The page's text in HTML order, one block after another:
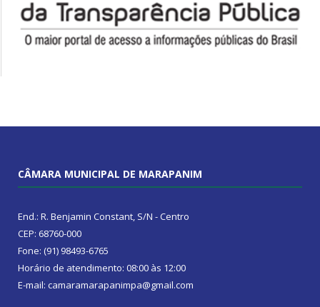
CÂMARA MUNICIPAL DE MARAPANIM
End.: R. Benjamin Constant, S/N - Centro
CEP: 68760-000
Fone: (91) 98493-6765
Horário de atendimento: 08:00 às 12:00
E-mail: camaramarapanimpa@gmail.com